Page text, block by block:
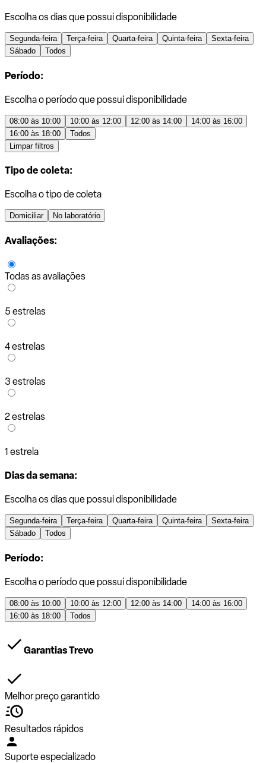
Escolha os dias que possui disponibilidade
Segunda-feira Terça-feira Quarta-feira Quinta-feira
Sexta-feira
Sábado
Todos
Período:
Escolha o período que possui disponibilidade
08:00 às 10:00 10:00 às 12:00 12:00 às 14:00
14:00 às 16:00
16:00 às 18:00
Todos
Limpar filtros
Tipo de coleta:
Escolha o tipo de coleta
Domiciliar No laboratório
Avaliações:
Todas as avaliações
5 estrelas
4 estrelas
3 estrelas
2 estrelas
1 estrela
Dias da semana:
Escolha os dias que possui disponibilidade
Segunda-feira Terça-feira Quarta-feira Quinta-feira
Sexta-feira
Sábado
Todos
Período:
Escolha o período que possui disponibilidade
08:00 às 10:00 10:00 às 12:00 12:00 às 14:00
14:00 às 16:00
16:00 às 18:00
Todos
Garantias Trevo
Melhor preço garantido
Resultados rápidos
Suporte especializado